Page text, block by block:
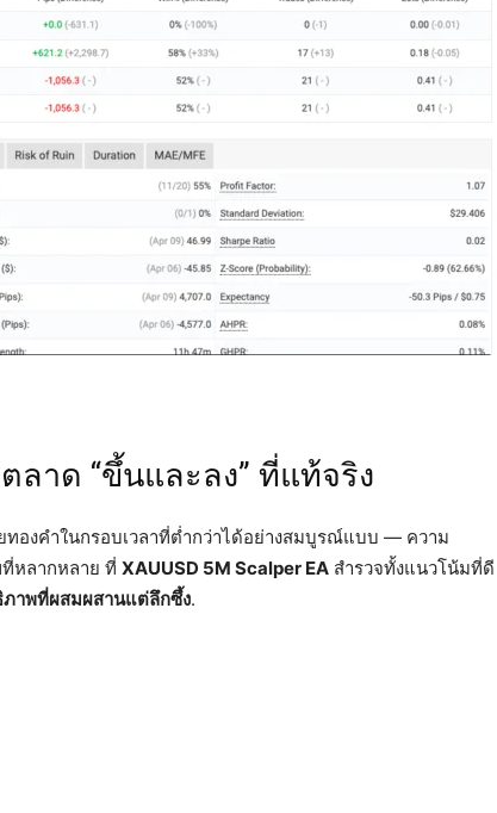
ลาด “ขึ้นและลง” ที่แท้จริง
องคำในกรอบเวลาที่ต่ำกว่าได้อย่างสมบูรณ์แบบ — ความ
ที่หลากหลาย ที่ XAUUSD 5M Scalper EA สำรวจทั้งแนวโน้มที่ดี
าพที่ผสมผสานแต่ลึกซึ้ง.